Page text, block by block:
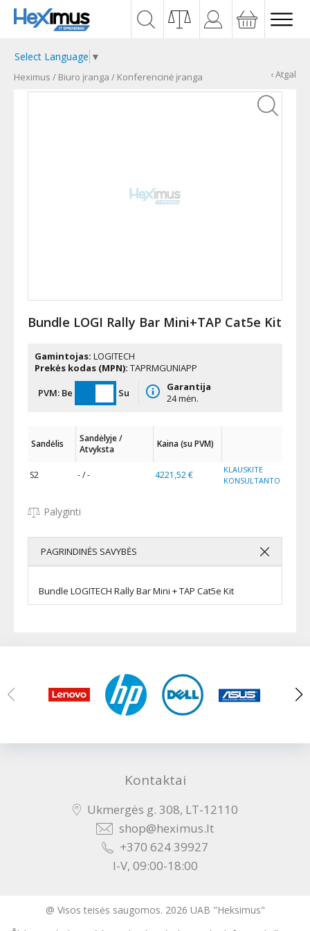
Select Language ▼
Heximus / Biuro įranga / Konferencinė įranga ‹ Atgal
Bundle LOGI Rally Bar Mini+TAP Cat5e Kit
Gamintojas: LOGITECH
Prekės kodas (MPN): TAPRMGUNIAPP
PVM: Be Su
Garantija
24 mėn.
Sandėlis
Sandėlyje /
Atvyksta
Kaina (su PVM)
S2 - / - 4221,52 €
KLAUSKITE
KONSULTANTO
Palyginti
PAGRINDINĖS SAVYBĖS
Bundle LOGITECH Rally Bar Mini + TAP Cat5e Kit
Kontaktai
Ukmergės g. 308, LT-12110
shop@heximus.lt
+370 624 39927
I-V, 09:00-18:00
@ Visos teisės saugomos. 2026 UAB "Heksimus"